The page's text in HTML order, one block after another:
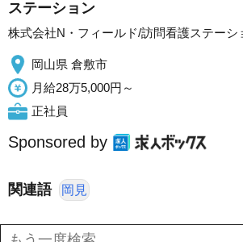
ステーション
株式会社N・フィールド/訪問看護ステーシ
岡山県 倉敷市
月給28万5,000円～
正社員
Sponsored by
関連語 岡見